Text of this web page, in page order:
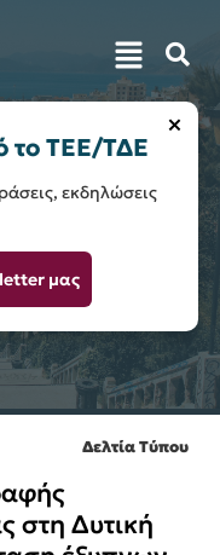
Δελτία Τύπου
στη Δυτική
×
το ΤΕΕ/ΤΔΕ
εκδηλώσεις
μας